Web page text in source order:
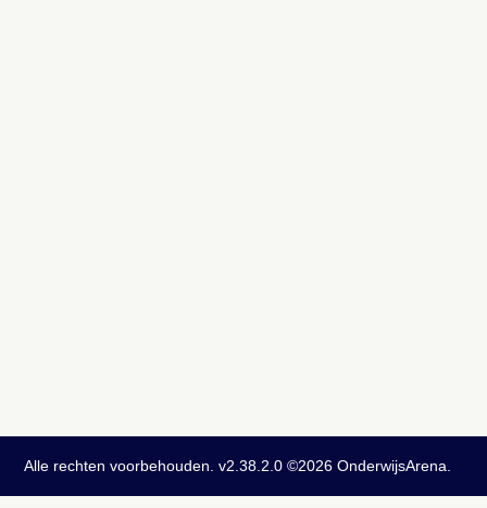
Alle rechten voorbehouden. v2.38.2.0 ©2026 OnderwijsArena.